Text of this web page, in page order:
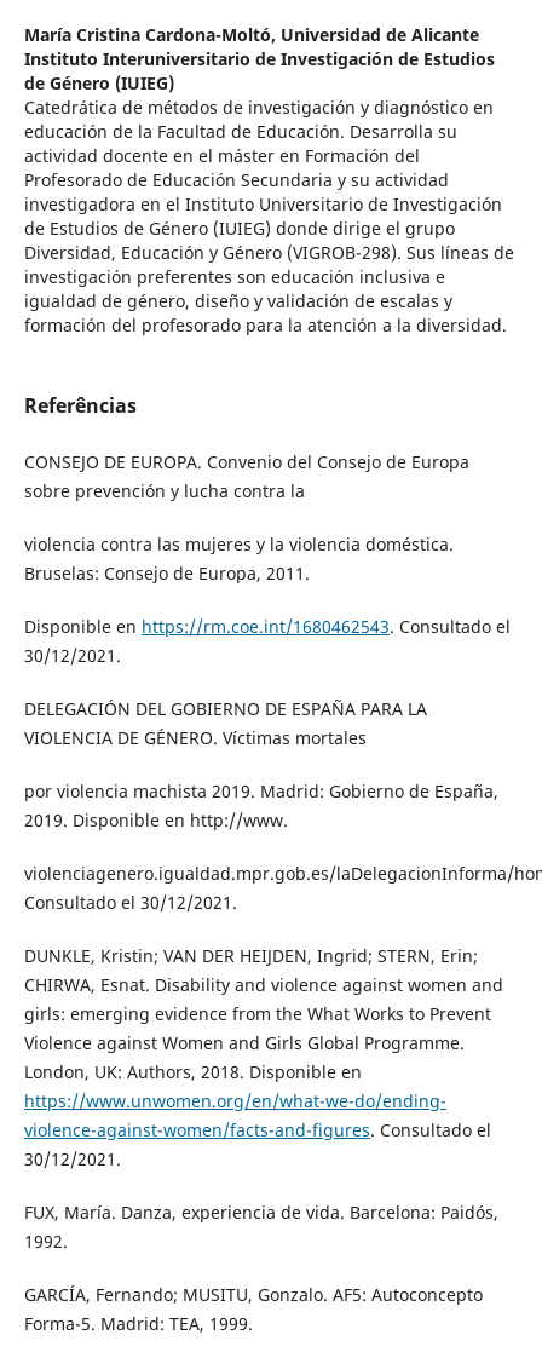
María Cristina Cardona-Moltó, Universidad de Alicante
Instituto Interuniversitario de Investigación de Estudios
de Género (IUIEG)
Catedrática de métodos de investigación y diagnóstico en
educación de la Facultad de Educación. Desarrolla su
actividad docente en el máster en Formación del
Profesorado de Educación Secundaria y su actividad
investigadora en el Instituto Universitario de Investigación
de Estudios de Género (IUIEG) donde dirige el grupo
Diversidad, Educación y Género (VIGROB-298). Sus líneas de
investigación preferentes son educación inclusiva e
igualdad de género, diseño y validación de escalas y
formación del profesorado para la atención a la diversidad.
Referências
CONSEJO DE EUROPA. Convenio del Consejo de Europa
sobre prevención y lucha contra la
violencia contra las mujeres y la violencia doméstica.
Bruselas: Consejo de Europa, 2011.
Disponible en https://rm.coe.int/1680462543. Consultado el
30/12/2021.
DELEGACIÓN DEL GOBIERNO DE ESPAÑA PARA LA
VIOLENCIA DE GÉNERO. Víctimas mortales
por violencia machista 2019. Madrid: Gobierno de España,
2019. Disponible en http://www.
violenciagenero.igualdad.mpr.gob.es/laDelegacionInforma/
Consultado el 30/12/2021.
DUNKLE, Kristin; VAN DER HEIJDEN, Ingrid; STERN, Erin;
CHIRWA, Esnat. Disability and violence against women and
girls: emerging evidence from the What Works to Prevent
Violence against Women and Girls Global Programme.
London, UK: Authors, 2018. Disponible en
https://www.unwomen.org/en/what-we-do/ending-
violence-against-women/facts-and-figures. Consultado el
30/12/2021.
FUX, María. Danza, experiencia de vida. Barcelona: Paidós,
1992.
GARCÍA, Fernando; MUSITU, Gonzalo. AF5: Autoconcepto
Forma-5. Madrid: TEA, 1999.